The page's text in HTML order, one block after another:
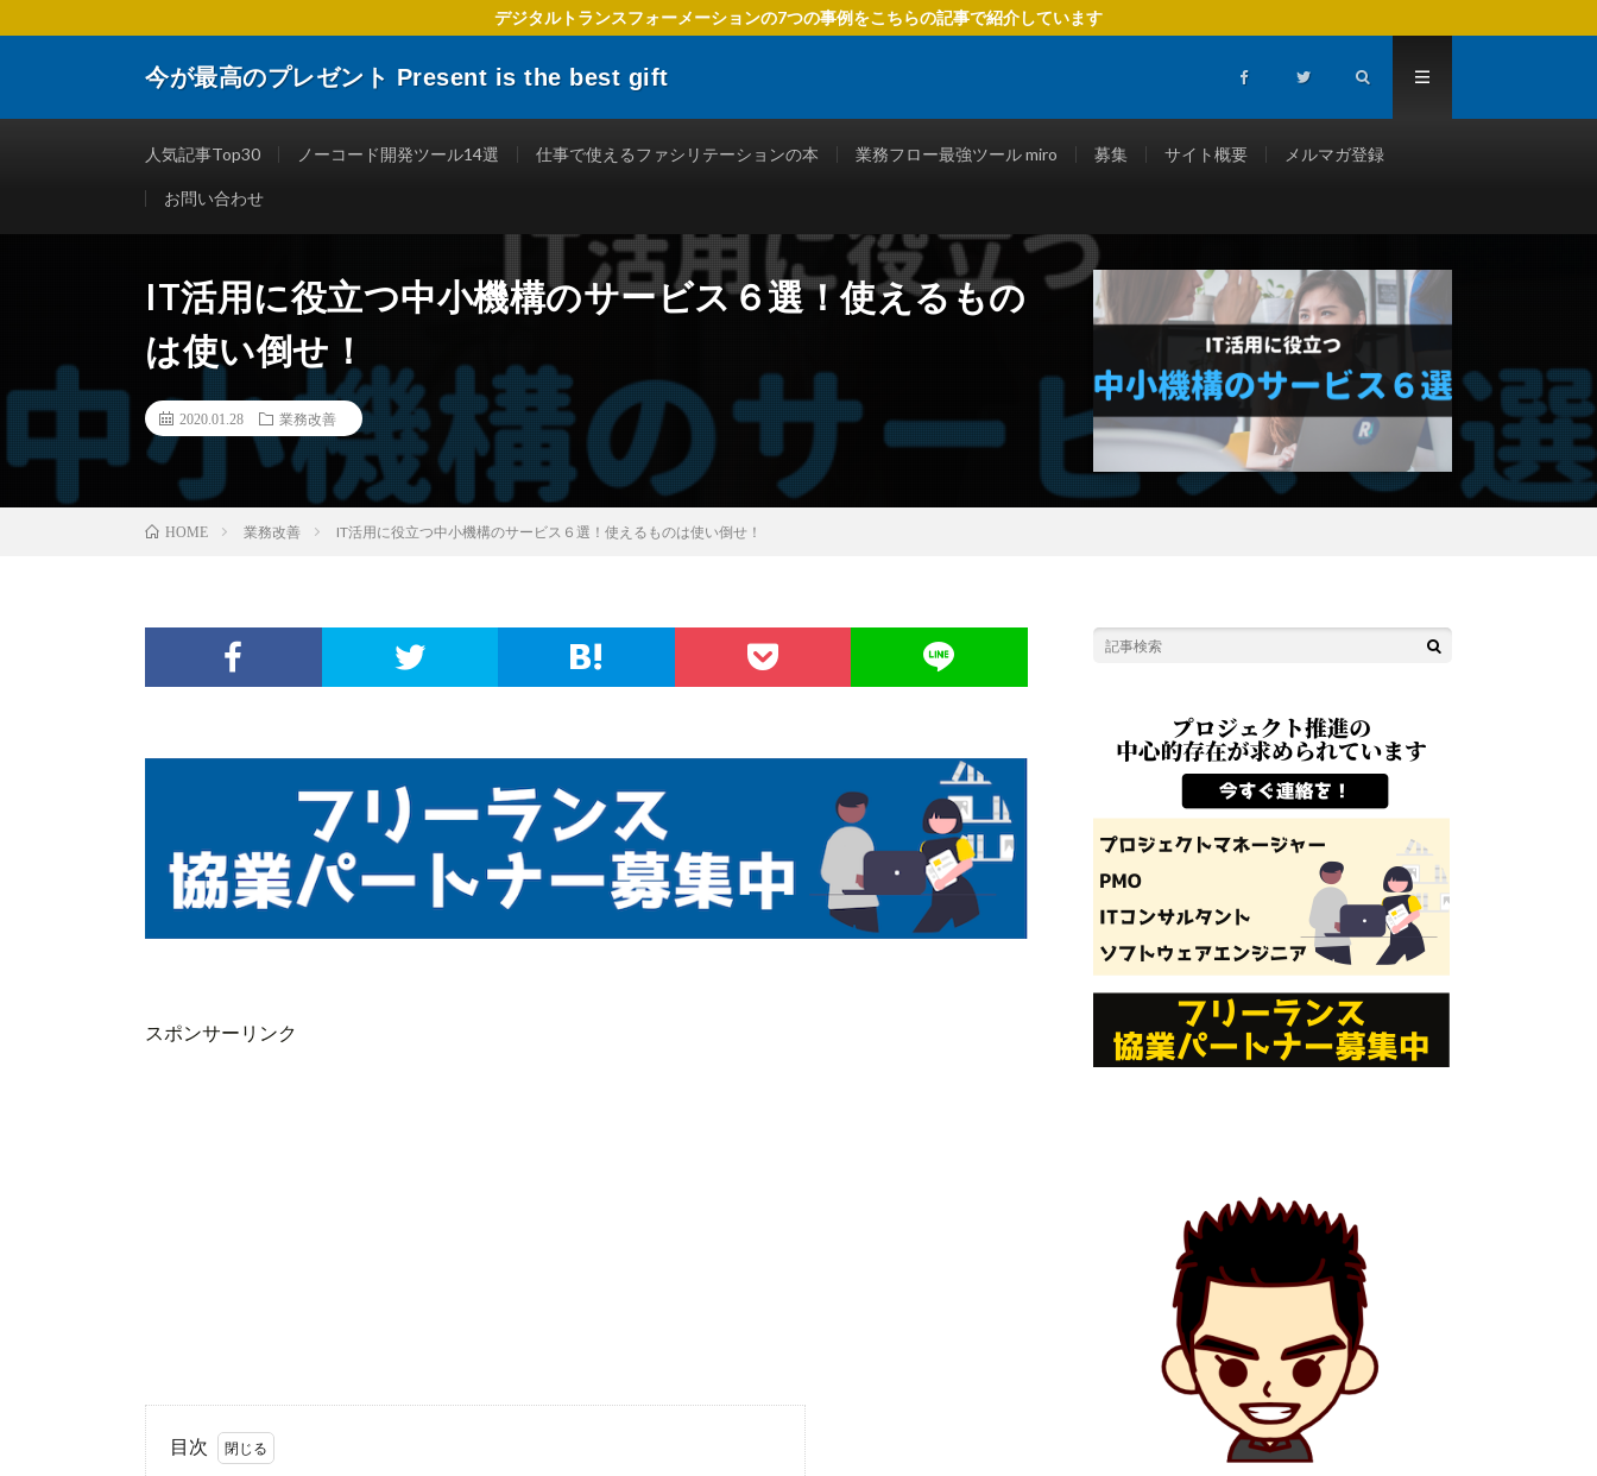
デジタルトランスフォーメーションの7つの事例をこちらの記事で紹介しています
今が最高のプレゼント Present is the best gift
楽しくする仕事術やITリテラシーを向上させるために役立つ情報を発信します。
人気記事Top30 ノーコード開発ツール14選 仕事で使えるファシリテーションの本 業務フロー最強ツール miro 募集 サイト概要 メルマガ登録
お問い合わせ
IT活用に役立つ中小機構のサービス６選！使えるもの
は使い倒せ！
2020.01.28 業務改善
HOME 業務改善 IT活用に役立つ中小機構のサービス６選！使えるものは使い倒せ！
スポンサーリンク
目次